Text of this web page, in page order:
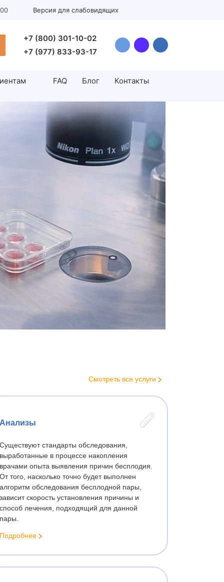
Версия для слабовидящих
+7 (800) 301-10-02
+7 (977) 833-93-17
Инсеминация
Искусственная инсеминация
Андрология
Лечение варикоцеле у мужчин
Операция циркумцизио
Лечение простатита у мужчин
Лечение фимоза у мужчин
Эректильная дисфункция
Крипторхизм
Орхит
Замораживание яйцеклеток
Донорство яйцеклеток
Криоконсервация эмбрионов
Программируемое зачатие
Естественное зачатие
Подготовка к ЭКО
Лечение шейки матки
Подготовка женщины к ЭКО
FAQ Блог Контакты
Смотреть все услуги
Анализы
Существуют стандарты обследования,
выработанные в процессе накопления
врачами опыта выявления причин бесплодия.
От того, насколько точно будет выполнен
алгоритм обследования бесплодной пары,
зависит скорость установления причины и
способ лечения, подходящий для данной
пары.
Подробнее